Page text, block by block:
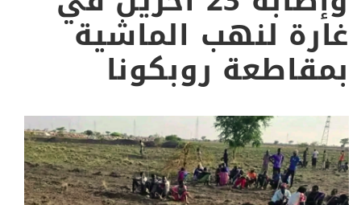
غارة لنهب الماشية
بمقاطعة روبكونا